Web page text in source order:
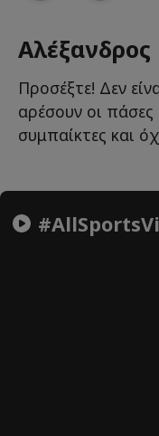
Προσέξτε! Δεν
αρέσουν οι πάσες
συμπαίκτες και